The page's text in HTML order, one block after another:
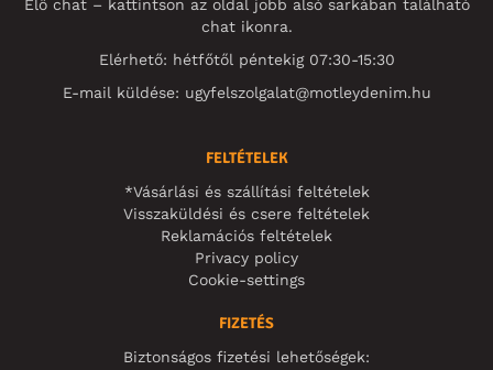
Élő chat – kattintson az oldal jobb alsó sarkában található
chat ikonra.
Elérhető: hétfőtől péntekig 07:30-15:30
E-mail küldése: ugyfelszolgalat@motleydenim.hu
FELTÉTELEK
*Vásárlási és szállítási feltételek
Visszaküldési és csere feltételek
Reklamációs feltételek
Privacy policy
Cookie-settings
FIZETÉS
Biztonságos fizetési lehetőségek: